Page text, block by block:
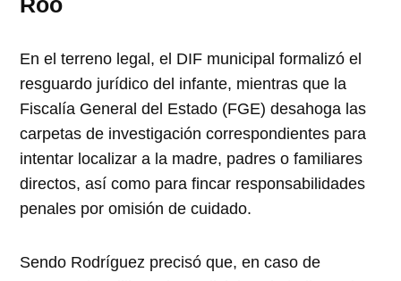
En el terreno legal, el DIF municipal formalizó el
resguardo jurídico del infante, mientras que la
Fiscalía General del Estado (FGE) desahoga las
carpetas de investigación correspondientes para
intentar localizar a la madre, padres o familiares
directos, así como para fincar responsabilidades
penales por omisión de cuidado.
Sendo Rodríguez precisó que, en caso de